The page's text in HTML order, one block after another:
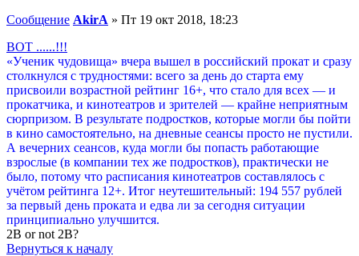
Сообщение AkirA » Пт 19 окт 2018, 18:23
ВОТ ......!!!
«Ученик чудовища» вчера вышел в российский прокат и сразу
столкнулся с трудностями: всего за день до старта ему
присвоили возрастной рейтинг 16+, что стало для всех — и
прокатчика, и кинотеатров и зрителей — крайне неприятным
сюрпризом. В результате подростков, которые могли бы пойти
в кино самостоятельно, на дневные сеансы просто не пустили.
А вечерних сеансов, куда могли бы попасть работающие
взрослые (в компании тех же подростков), практически не
было, потому что расписания кинотеатров составлялось с
учётом рейтинга 12+. Итог неутешительный: 194 557 рублей
за первый день проката и едва ли за сегодня ситуации
принципиально улучшится.
2B or not 2B?
Вернуться к началу